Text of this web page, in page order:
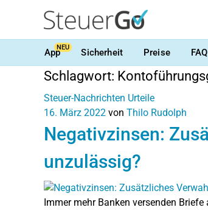
AppNEU Sicherheit Preise FAQ
Schlagwort:
Steuer-Nachrichten Urteile
16. März 2022 von Thilo Rudolph
Negativzinsen:
unzulässig?
Immer mehr Banken versenden